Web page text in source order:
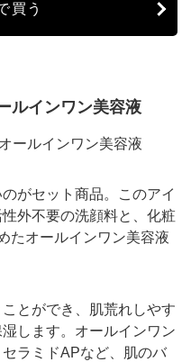
買う
ルインワン美容液
がセット商品。このアイ
外不要の洗顔料と、化粧
たオールインワン美容液
とができ、肌荒れしやす
します。オールインワン
ラミドAPなど、肌のバ